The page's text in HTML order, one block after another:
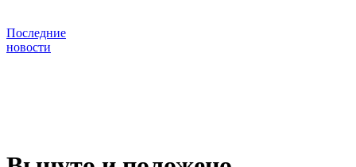
Последние
новости